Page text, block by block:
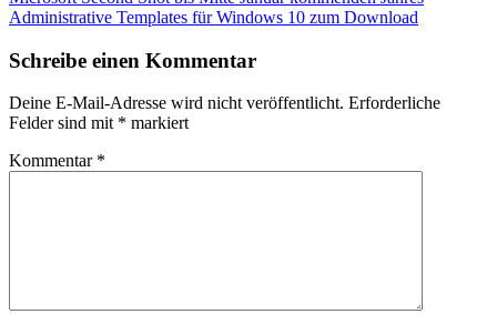
Post:
Next
Administrative Templates für Windows 10 zum Download
Schreibe einen Kommentar
Deine E-Mail-Adresse wird nicht veröffentlicht. Erforderliche
Felder sind mit * markiert
Kommentar *